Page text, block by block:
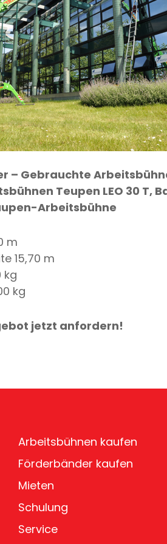
– Gebrauchte
Teupen LEO 30 T,
Arbeitsbühne
m
15,70 m
kg
kg
jetzt anfordern!
Arbeitsbühnen kaufen
Förderbänder kaufen
Mieten
Schulung
Service